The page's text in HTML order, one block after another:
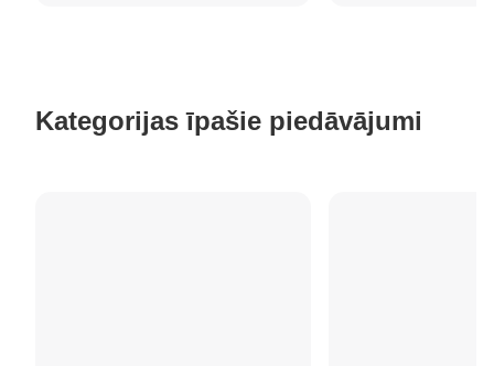
Kategorijas īpašie piedāvājumi